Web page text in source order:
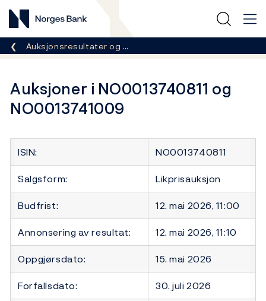
Norges Bank
Her er du nå:
Auksjonsresultater og …
Auksjoner i NO0013740811 og
NO0013741009
ISIN:
NO0013740811
Salgsform:
Likprisauksjon
Budfrist:
12. mai 2026, 11:00
Annonsering av resultat:
12. mai 2026, 11:10
Oppgjørsdato:
15. mai 2026
Forfallsdato:
30. juli 2026